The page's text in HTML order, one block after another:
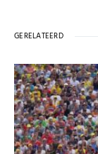
GERELATEERD